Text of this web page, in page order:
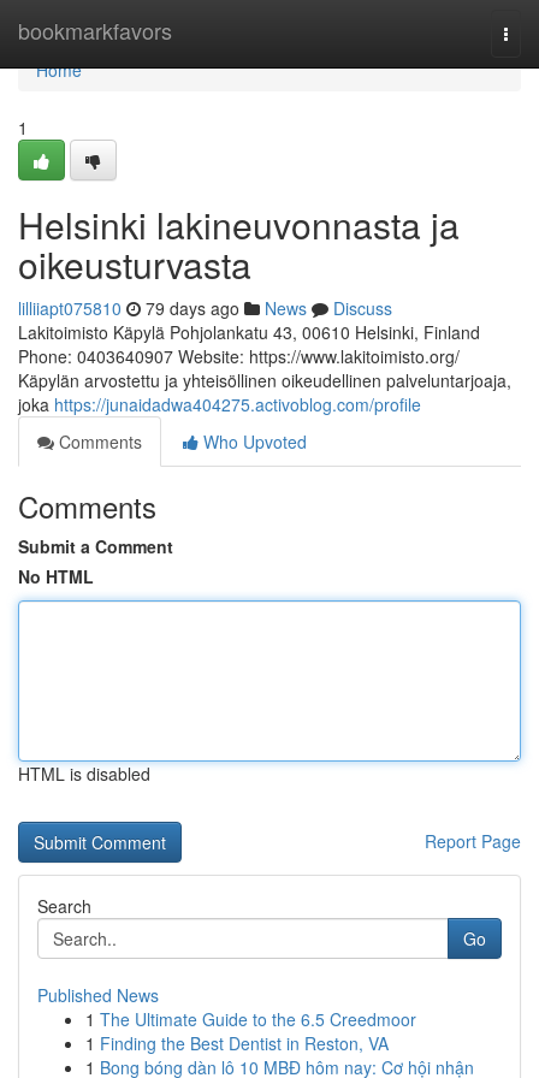
bookmarkfavors
Home
Home
1
Helsinki lakineuvonnasta ja
oikeusturvasta
lilliiapt075810 79 days ago News
Discuss
Lakitoimisto Käpylä Pohjolankatu 43, 00610 Helsinki, Finland
Phone: 0403640907 Website: https://www.lakitoimisto.org/
Käpylän arvostettu ja yhteisöllinen oikeudellinen palveluntarjoaja,
joka https://junaidadwa404275.activoblog.com/profile
Comments
Who Upvoted
Comments
Submit a Comment
No HTML
HTML is disabled
Report Page
Search
Go
Published News
1 The Ultimate Guide to the 6.5 Creedmoor
1 Finding the Best Dentist in Reston, VA
1 Bong bóng dàn lô 10 MBĐ hôm nay: Cơ hội nhận